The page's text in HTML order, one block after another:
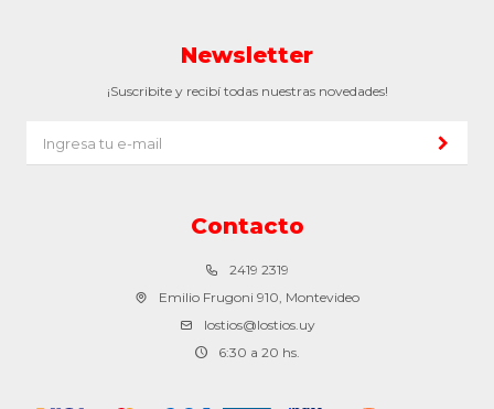
Contacto
2419 2319
Emilio Frugoni 910, Montevideo
lostios@lostios.uy
6:30 a 20 hs.
Newsletter
¡Suscribite y recibí todas nuestras novedades!